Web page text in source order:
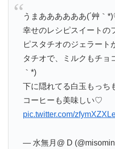
うまああああああ(´艸｀
幸せのレシピスイートの
ピスタチオのジェラート
タチオで、ミルクもチョ
｀*)
下に隠れてる白玉もっち
コーヒーも美味しい♡
pic.twitter.com/
— 水無月@ D